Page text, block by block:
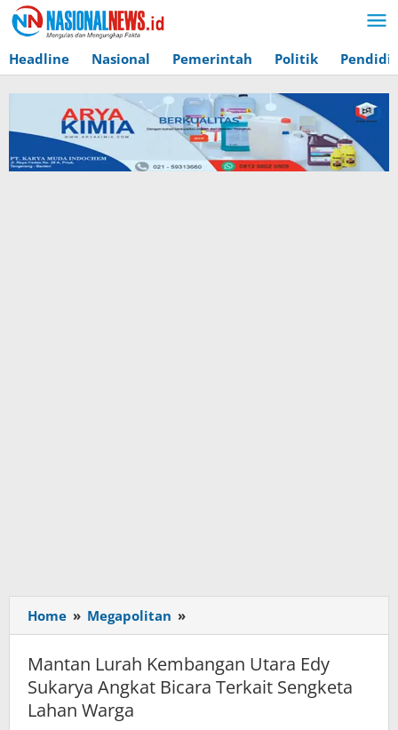
Lewati
ke
konten
Headline Nasional Pemerintah Politik
Home » Megapolitan »
Lurah
Kembangan
Utara
Edy
Mantan Lurah Kembangan Utara Edy
Sukarya Angkat Bicara Terkait Sengketa
Lahan Warga